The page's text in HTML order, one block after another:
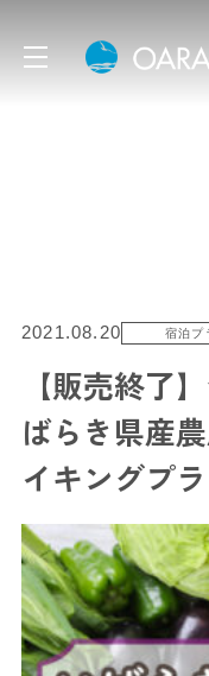
2021.08.20 宿泊プ
【販売終了
ばらき県産
イキングプ